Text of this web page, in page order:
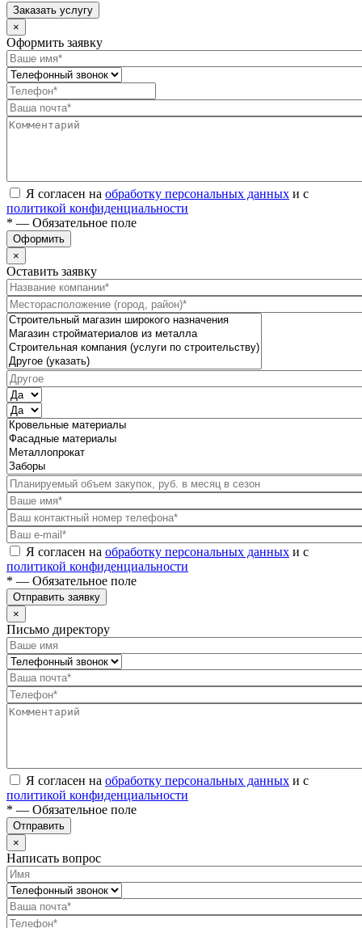
Заказать услугу
×
Оформить заявку
Я согласен на обработку персональных данных и с
политикой конфиденциальности
* — Обязательное поле
Оформить
×
Оставить заявку
Я согласен на обработку персональных данных и с
политикой конфиденциальности
* — Обязательное поле
Отправить заявку
×
Письмо директору
Я согласен на обработку персональных данных и с
политикой конфиденциальности
* — Обязательное поле
Отправить
×
Написать вопрос